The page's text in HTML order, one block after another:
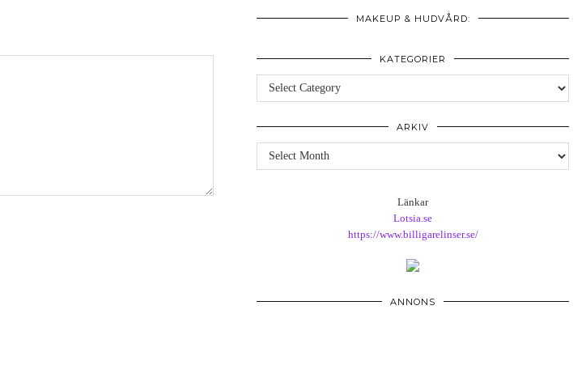
MAKEUP & HUDVÅRD:
KATEGORIER
Kategorier
ARKIV
Arkiv
Länkar
Lotsia.se
https://www.billigarelinser.se/
ANNONS